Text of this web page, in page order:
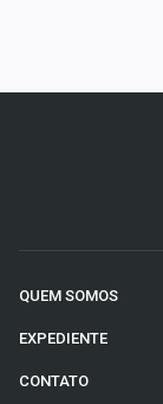
QUEM SOMOS
EXPEDIENTE
CONTATO